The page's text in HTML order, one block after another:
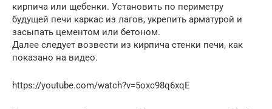
кирпича или щебенки. Установить по периметру
будущей печи каркас из лагов, укрепить арматурой и
засыпать цементом или бетоном.
Далее следует возвести из кирпича стенки печи, как
показано на видео.​
https://youtube.com/watch?v=5oxc98q6xqE